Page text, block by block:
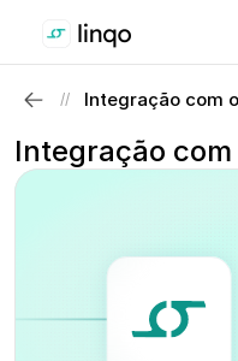
// Integração com
Integração